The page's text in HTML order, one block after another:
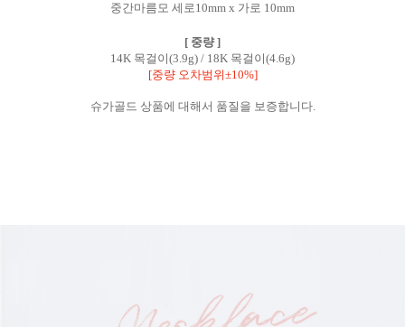
중간마름모 세로10mm x 가로 10mm
[ 중량 ]
14K 목걸이(3.9g) / 18K 목걸이(4.6g)
[중량 오차범위±10%]
슈가골드 상품에 대해서 품질을 보증합니다.